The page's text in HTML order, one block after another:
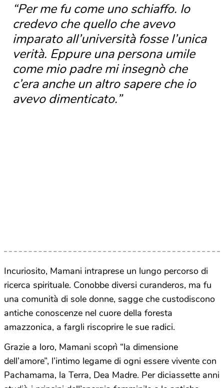
“Per me fu come uno schiaffo. Io
credevo che quello che avevo
imparato all’università fosse l’unica
verità. Eppure una persona umile
come mio padre mi insegnò che
c’era anche un altro sapere che io
avevo dimenticato.”
Incuriosito, Mamani intraprese un lungo percorso di
ricerca spirituale. Conobbe diversi curanderos, ma fu
una comunità di sole donne, sagge che custodiscono
antiche conoscenze nel cuore della foresta
amazzonica, a fargli riscoprire le sue radici.
Grazie a loro, Mamani scoprì “la dimensione
dell’amore”, l’intimo legame di ogni essere vivente con
Pachamama, la Terra, Dea Madre. Per diciassette anni